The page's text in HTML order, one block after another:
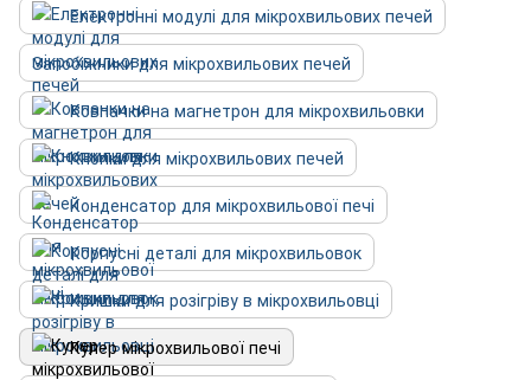
Електронні модулі для мікрохвильових печей
Запобіжники для мікрохвильових печей
Ковпачки на магнетрон для мікрохвильовки
Кнопки для мікрохвильових печей
Конденсатор для мікрохвильової печі
Корпусні деталі для мікрохвильовок
Кришки для розігріву в мікрохвильовці
Кулер мікрохвильової печі